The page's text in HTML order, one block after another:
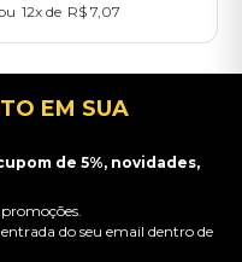
12 R$ 7 07
EM SUA
de 5%, novidades,
do seu email dentro de